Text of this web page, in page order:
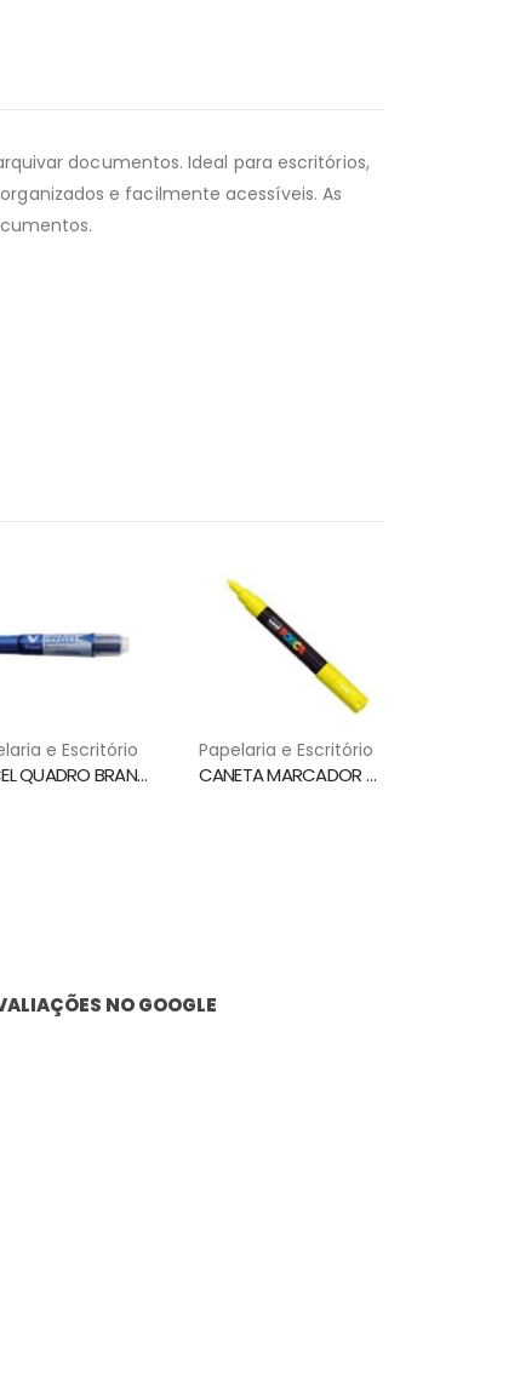
documentos. Ideal para escritórios,
e facilmente acessíveis. As
e Escritório
PINCEL QUADRO BRANCO WBMA RECARREGAVEL AZUL PILOT
Papelaria e Escritório
CANETA MARCADOR PERMANENTE PC-1M AMARELO UNI POSCA MARKER
NO GOOGLE